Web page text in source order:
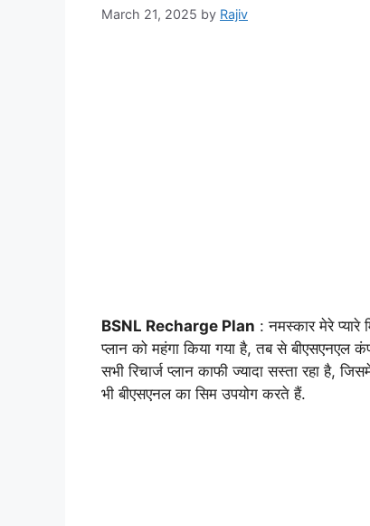
March 21, 2025 by Rajiv
BSNL Recharge Plan : नमस्कार मेरे
प्लान को महंगा किया गया है, तब से बीएसएनएल
सभी रिचार्ज प्लान काफी ज्यादा सस्ता रहा है,
भी बीएसएनल का सिम उपयोग करते हैं.